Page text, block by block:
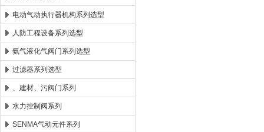
电动气动执行器机构系列选型
人防工程设备系列选型
氨气液化气阀门系列选型
过滤器系列选型
、建材、污阀门系列
水力控制阀系列
SENMA气动元件系列